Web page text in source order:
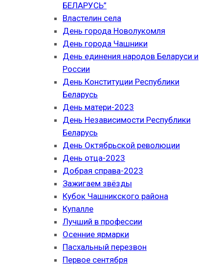
БЕЛАРУСЬ”
Властелин села
День города Новолукомля
День города Чашники
День единения народов Беларуси и
России
День Конституции Республики
Беларусь
День матери-2023
День Независимости Республики
Беларусь
День Октябрьской революции
День отца-2023
Добрая справа-2023
Зажигаем звёзды
Кубок Чашникского района
Купалле
Лучший в профессии
Осенние ярмарки
Пасхальный перезвон
Первое сентября